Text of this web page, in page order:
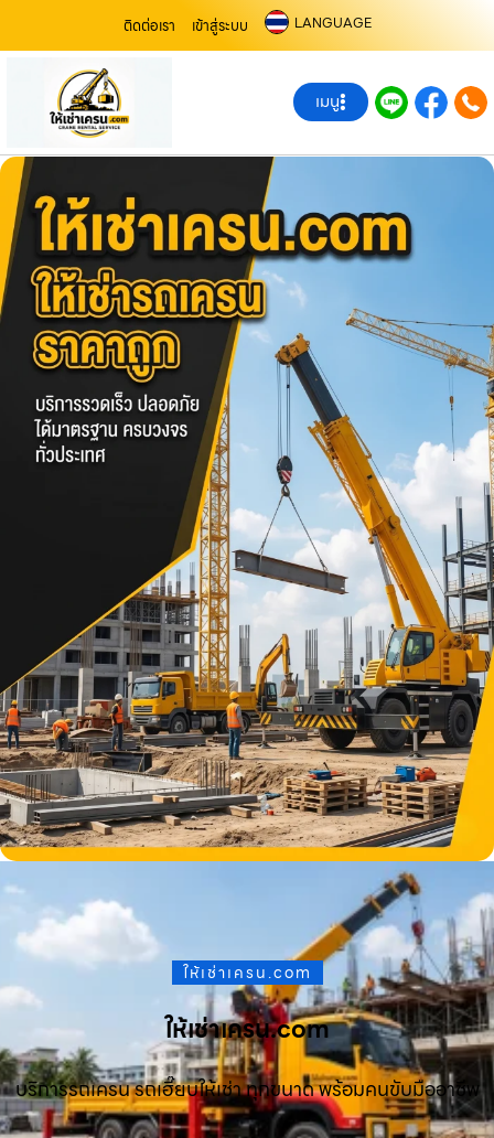
ติดต่อเรา เข้าสู่ระบบ LANGUAGE
เมนู
ให้เช่าเครน.com
ให้เช่าเครน.com
บริการรถเครน รถเฮี๊ยบให้เช่า ทุกขนาด พร้อมคนขับมืออาชีพ